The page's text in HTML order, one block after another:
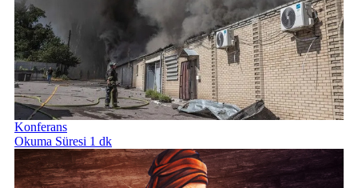
Konferans
Okuma Süresi 1 dk